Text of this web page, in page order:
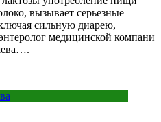
вызывает серьезные
сильную диарею,
медицинской компани